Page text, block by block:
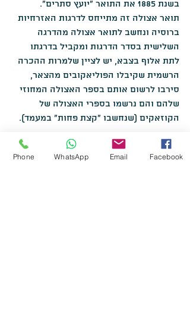
בשנת 1885 את התואר "יועץ סתרים".
תואר אצולה זה מתייחס לדרגות האזרחיות
ברוסיה ונחשב לתואר אצולה מהדרגה
השלישית בסדר הדרגות ומקביל בדרגתו
לתת אלוף בצבא, יש לציין שלמרות ההכרה
הרשמית שקיבלו הפוליאקובים מהצאר,
סירבו לרשום אותם בספר האצולה המחוזי
שלהם והם נרשמו בספרי האצולה של
הקוזאקים (שנחשבו "קצת פחות" במעמד).
Phone WhatsApp Email Facebook